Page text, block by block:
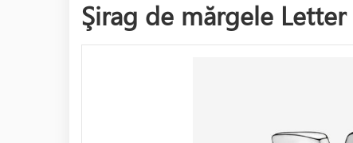
Şirag de mărgele